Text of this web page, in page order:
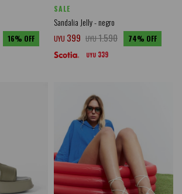
16
SALE
Sandalia Jelly - negro
UYU 399 UYU1.590 74
UYU 339